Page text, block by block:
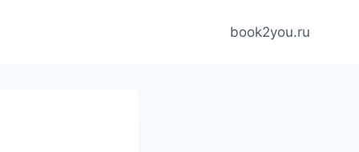
book2you.ru